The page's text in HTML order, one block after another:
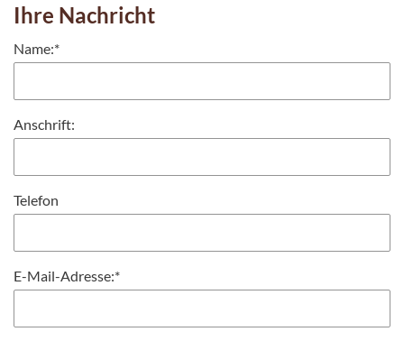
Ihre Nachricht
Name:*
Anschrift:
Telefon
E-Mail-Adresse:*